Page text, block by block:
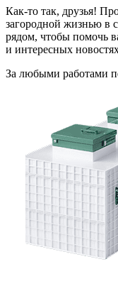
Как-то так, друзья!
загородной жизнью в
рядом, чтобы помочь
и интересных
За любыми работами